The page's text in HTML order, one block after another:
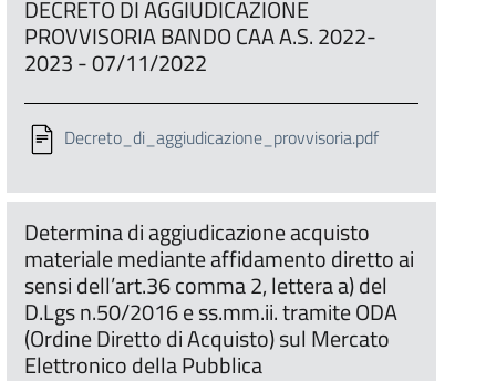
DECRETO DI AGGIUDICAZIONE
PROVVISORIA BANDO CAA A.S. 2022-
2023 - 07/11/2022
Decreto_di_aggiudicazione_provvisoria.pdf
Determina di aggiudicazione acquisto
materiale mediante affidamento diretto ai
sensi dell’art.36 comma 2, lettera a) del
D.Lgs n.50/2016 e ss.mm.ii. tramite ODA
(Ordine Diretto di Acquisto) sul Mercato
Elettronico della Pubblica